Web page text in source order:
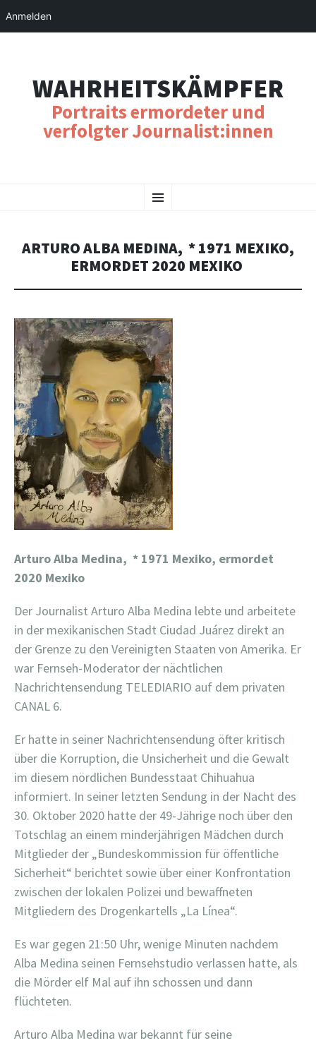
WAHRHEITSKÄMPFER
Portraits ermordeter und
verfolgter Journalist:innen
Menu
TO
ARTURO ALBA MEDINA, * 1971 MEXIKO,
ERMORDET 2020 MEXIKO
Arturo Alba Medina, * 1971 Mexiko, ermordet
2020 Mexiko
Der Journalist Arturo Alba Medina lebte und arbeitete
in der mexikanischen Stadt Ciudad Juárez direkt an
der Grenze zu den Vereinigten Staaten von Amerika. Er
war Fernseh-Moderator der nächtlichen
Nachrichtensendung TELEDIARIO auf dem privaten
CANAL 6.
Er hatte in seiner Nachrichtensendung öfter kritisch
über die Korruption, die Unsicherheit und die Gewalt
im diesem nördlichen Bundesstaat Chihuahua
informiert. In seiner letzten Sendung in der Nacht des
30. Oktober 2020 hatte der 49-Jährige noch über den
Totschlag an einem minderjährigen Mädchen durch
Mitglieder der „Bundeskommission für öffentliche
Sicherheit“ berichtet sowie über einer Konfrontation
zwischen der lokalen Polizei und bewaffneten
Mitgliedern des Drogenkartells „La Línea“.
Es war gegen 21:50 Uhr, wenige Minuten nachdem
Alba Medina seinen Fernsehstudio verlassen hatte, als
die Mörder elf Mal auf ihn schossen und dann
flüchteten.
Arturo Alba Medina war bekannt für seine
Anmelden